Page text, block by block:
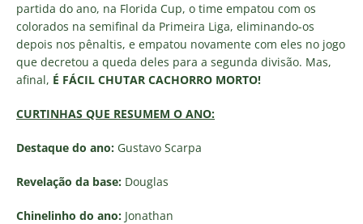
partida do ano, na Florida Cup, o time empatou com os
colorados na semifinal da Primeira Liga, eliminando-os
depois nos pênaltis, e empatou novamente com eles no jogo
que decretou a queda deles para a segunda divisão. Mas,
afinal, É FÁCIL CHUTAR CACHORRO MORTO!
CURTINHAS QUE RESUMEM O ANO:
Destaque do ano: Gustavo Scarpa
Revelação da base: Douglas
Chinelinho do ano: Jonathan